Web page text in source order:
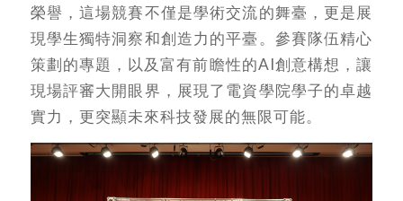
榮譽，這場競賽不僅是學術交流的舞臺，更是展
現學生獨特洞察和創造力的平臺。參賽隊伍精心
策劃的專題，以及富有前瞻性的AI創意構想，讓
現場評審大開眼界，展現了電資學院學子的卓越
實力，更突顯未來科技發展的無限可能。